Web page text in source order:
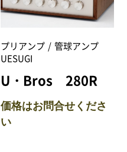
プリアンプ
管球アンプ
UESUGI
U・Bros 280R
価格はお問合せくださ
い